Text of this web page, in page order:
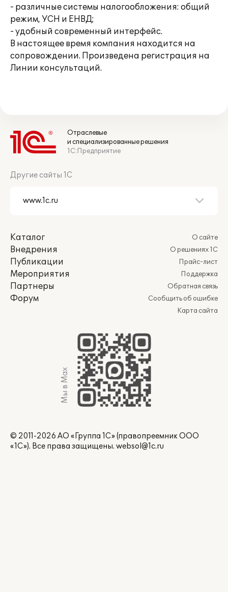
- различные системы налогообложения: общий
режим, УСН и ЕНВД;
- удобный современный интерфейс.
В настоящее время компания находится на
сопровождении. Произведена регистрация на
Линии консультаций.
Отраслевые
и специализированные решения
1С:Предприятие
Другие сайты 1С
Каталог
Внедрения
Публикации
Мероприятия
Партнеры
Форум
О сайте
О решениях 1С
Прайс-лист
Поддержка
Обратная связь
Сообщить об ошибке
Карта сайта
Мы в Max
© 2011-2026 АО «Группа 1С» (правопреемник ООО
«1С»). Все права защищены. websol@1c.ru